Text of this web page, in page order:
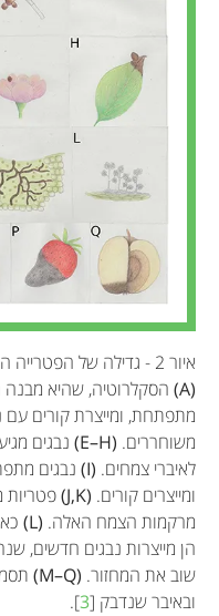
איור 2 - גדילה של הפטרייה הפתוגנית בוטריטיס.
(A)
הסקלרוטיה, שהיא מבנה
מתפתחת, ומייצרת קורים עם
משוחררים. (E–H)
נבגים
לאיברי צמחים. (I) נבגים
ומייצרים קורים. (J,K)
פטריות
מרקמות הצמח האלה. (L)
הן מייצרות נבגים חדשים,
שוב את המחזור. (M–Q)
ובאיבר שנדבק [3
].